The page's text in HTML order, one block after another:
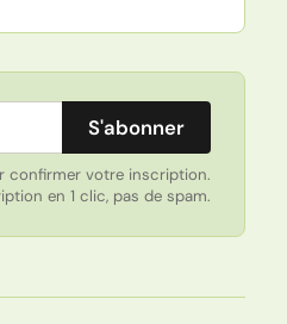
S'abonner
confirmer votre inscription.
en 1 clic, pas de spam.